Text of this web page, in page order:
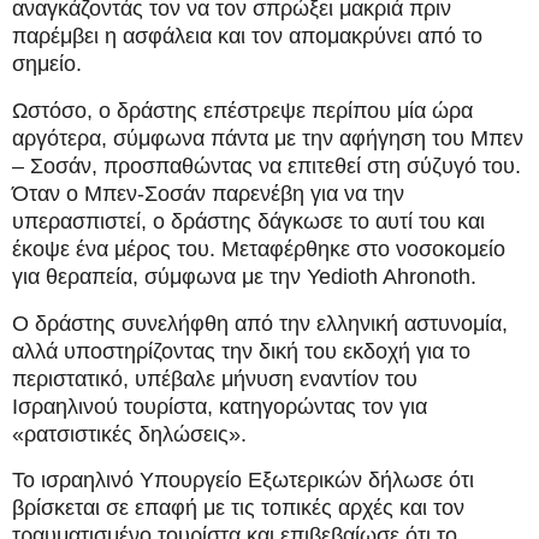
αναγκάζοντάς τον να τον σπρώξει μακριά πριν
παρέμβει η ασφάλεια και τον απομακρύνει από το
σημείο.
Ωστόσο, ο δράστης επέστρεψε περίπου μία ώρα
αργότερα, σύμφωνα πάντα με την αφήγηση του Μπεν
– Σοσάν, προσπαθώντας να επιτεθεί στη σύζυγό του.
Όταν ο Μπεν-Σοσάν παρενέβη για να την
υπερασπιστεί, ο δράστης δάγκωσε το αυτί του και
έκοψε ένα μέρος του. Μεταφέρθηκε στο νοσοκομείο
για θεραπεία, σύμφωνα με την Yedioth Ahronoth.
Ο δράστης συνελήφθη από την ελληνική αστυνομία,
αλλά υποστηρίζοντας την δική του εκδοχή για το
περιστατικό, υπέβαλε μήνυση εναντίον του
Ισραηλινού τουρίστα, κατηγορώντας τον για
«ρατσιστικές δηλώσεις».
Το ισραηλινό Υπουργείο Εξωτερικών δήλωσε ότι
βρίσκεται σε επαφή με τις τοπικές αρχές και τον